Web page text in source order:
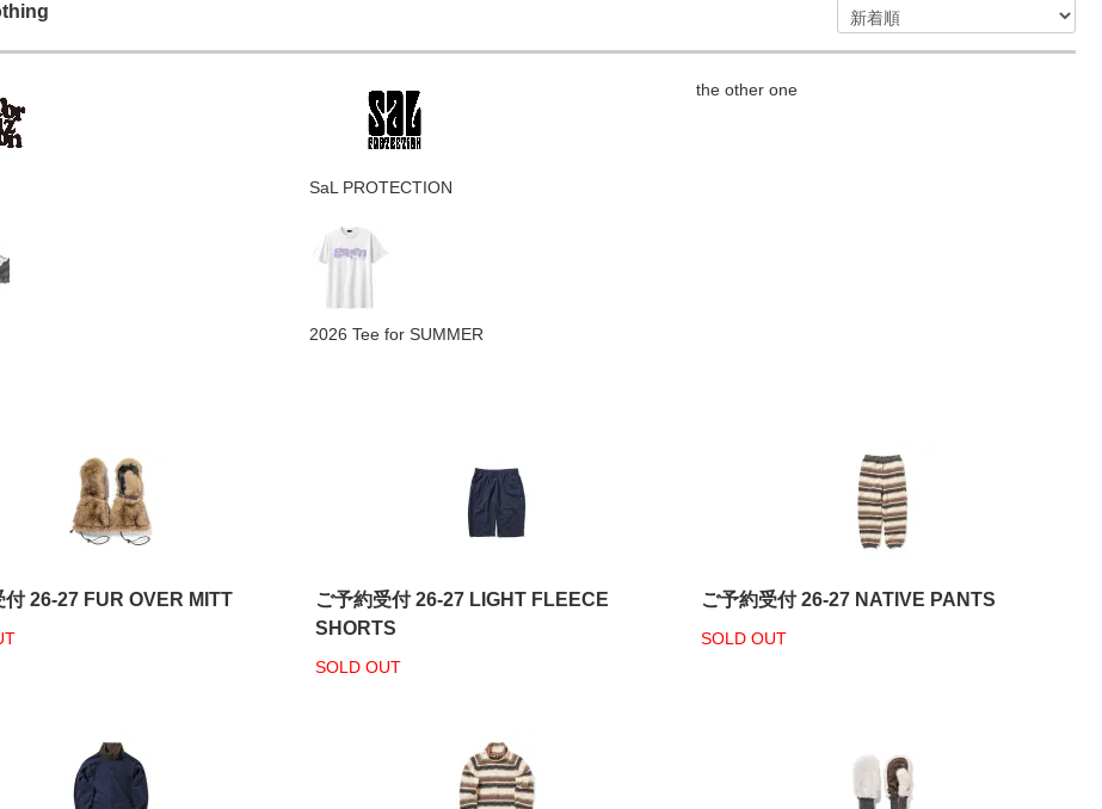
SaL PROTECTION
the other one
2026 Tee for SUMMER
付 26-27 FUR OVER MITT
ご予約受付 26-27 LIGHT FLEECE
SHORTS
SOLD OUT
ご予約受付 26-27 NATIVE PANTS
SOLD OUT